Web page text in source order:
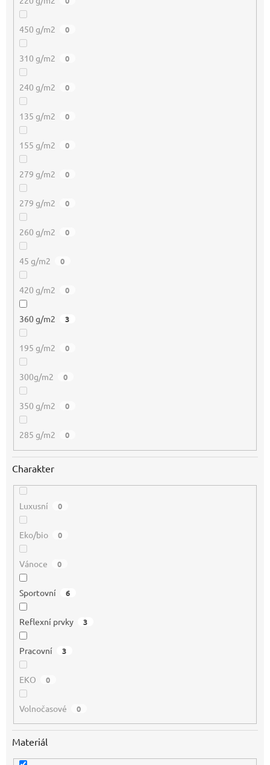
450 g/m2 0
310 g/m2 0
240 g/m2 0
135 g/m2 0
155 g/m2 0
279 g/m2 0
279 g/m2 0
260 g/m2 0
45 g/m2 0
420 g/m2 0
360 g/m2 3
195 g/m2 0
300g/m2 0
350 g/m2 0
285 g/m2 0
Charakter
Luxusní 0
Eko/bio 0
Vánoce 0
Sportovní 6
Reflexní prvky 3
Pracovní 3
EKO 0
Volnočasové 0
Materiál